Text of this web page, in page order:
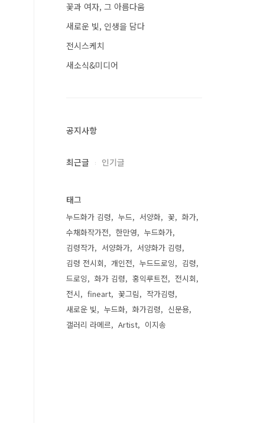
꽃과 여자, 그 아름다움
새로운 빛, 인생을 담다
전시스케치
새소식&미디어
공지사항
최근글 인기글
태그
누드화가 김령 누드 서양화 꽃
화가
수채화작가전
한만영
누드화가
김령작가
서양화가
서양화가 김령
김령 전시회
개인전 누드드로잉
김령
드로잉
화가 김령 홍익루트전
전시회
전시
fineart 꽃그림
작가김령
새로운 빛
누드화 화가김령
신문용
갤러리 라메르
Artist 이지송